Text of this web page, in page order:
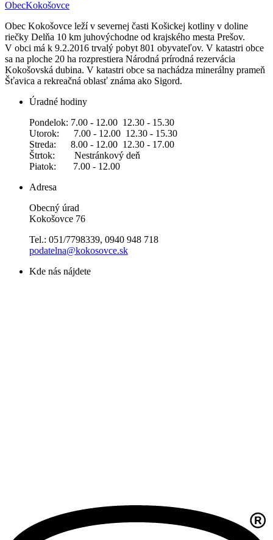
ObecKokošovce
Obec Kokošovce leží v severnej časti Košickej kotliny v doline
riečky Delňa 10 km juhovýchodne od krajského mesta Prešov.
V obci má k 9.2.2016 trvalý pobyt 801 obyvateľov. V katastri obce
sa na ploche 20 ha rozprestiera Národná prírodná rezervácia
Kokošovská dubina. V katastri obce sa nachádza minerálny prameň
Šťavica a rekreačná oblasť známa ako Sigord.
Úradné hodiny
Pondelok: 7.00 - 12.00 12.30 - 15.30
Utorok: 7.00 - 12.00 12.30 - 15.30
Streda: 8.00 - 12.00 12.30 - 17.00
Štrtok: Nestránkový deň
Piatok: 7.00 - 12.00
Adresa
Obecný úrad
Kokošovce 76
Tel.: 051/7798339, 0940 948 718
podatelna@kokosovce.sk
Kde nás nájdete